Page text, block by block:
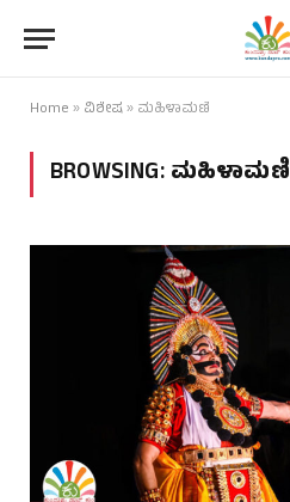
Home » ವಿಶೇಷ» ಮಹಿಳಾಮಣಿ
BROWSING:ಮಹಿಳಾಮಣಿ